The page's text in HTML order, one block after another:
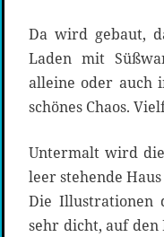
Da wird gebaut,
Laden mit
alleine oder auch
schönes Chaos.
Untermalt wird
leer stehende Haus
Die Illustrationen
sehr dicht, auf